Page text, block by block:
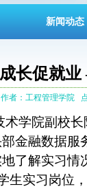
新闻动态
长促就
作者：工程管理学院
院副校长
部金融数据服
了解实习情
实习岗位，